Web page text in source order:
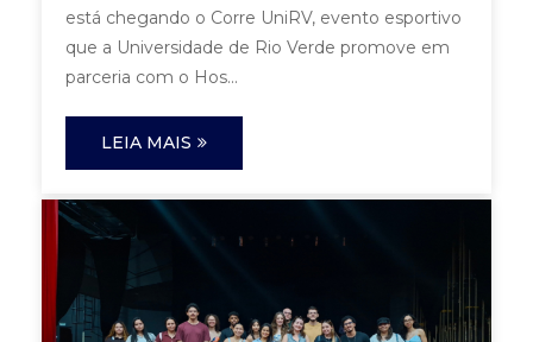
está chegando o Corre UniRV, evento esportivo
que a Universidade de Rio Verde promove em
parceria com o Hos...
LEIA MAIS